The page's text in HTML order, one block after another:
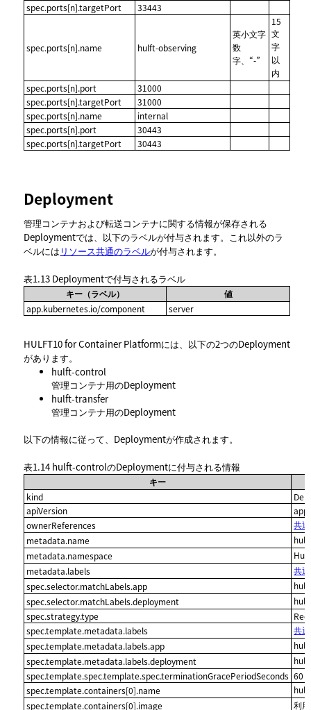
spec.ports[n].targetPort
33443
spec.ports[n].name hulft-observing
英小文字
数
字、“-”
15
文
字
以
内
spec.ports[n].port
31000
spec.ports[n].targetPort
31000
spec.ports[n].name
internal
spec.ports[n].port
30443
spec.ports[n].targetPort
30443
Deployment
管理コンテナおよび転送コンテナに関する情報が保存される
Deploymentでは、以下のラベルが付与されます。これ以外のラ
ベルには リソース共通のラベルが付与されます。
表1.13 Deploymentで付与されるラベル
キー（ラベル）
値
app.kubernetes.io/component
server
HULFT10 for Container Platformには、以下の2つのDeployment
があります。
hulft-control
管理コンテナ用のDeployment
hulft-transfer
管理コンテナ用のDeployment
以下の情報に従って、Deploymentが作成されます。
表1.14 hulft-controlのDeploymentに付与される情報
キー
kind
apiVersion
ownerReferences
共
metadata.name
metadata.namespace
metadata.labels
共
spec.selector.matchLabels.app
spec.selector.matchLabels.deployment
spec.strategy.type
spec.template.metadata.labels
共
spec.template.metadata.labels.app
spec.template.metadata.labels.deployment
spec.template.spec.template.spec.terminationGracePeriodSeconds 60
spec.template.containers[0].name
spec.template.containers[0].image
利